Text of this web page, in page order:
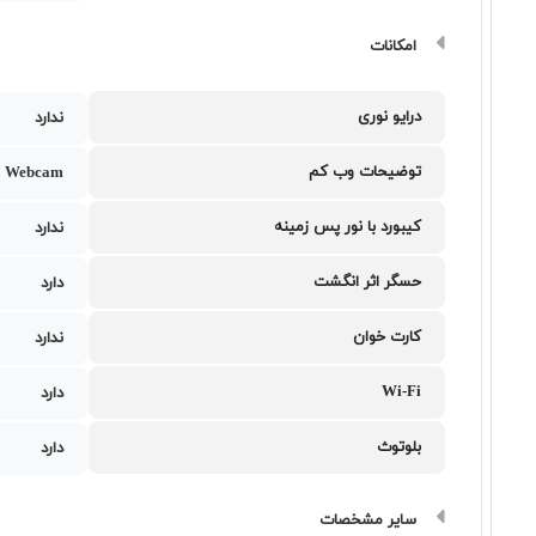
امکانات
درایو نوری ندارد
توضیحات وب کم
کیبورد با نور پس زمینه ندارد
حسگر اثر انگشت دارد
کارت خوان ندارد
Wi-Fi دارد
بلوتوث دارد
سایر مشخصات